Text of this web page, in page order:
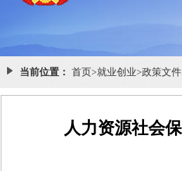
当前位置： 首页>就业创业>政策文件
人力资源社会